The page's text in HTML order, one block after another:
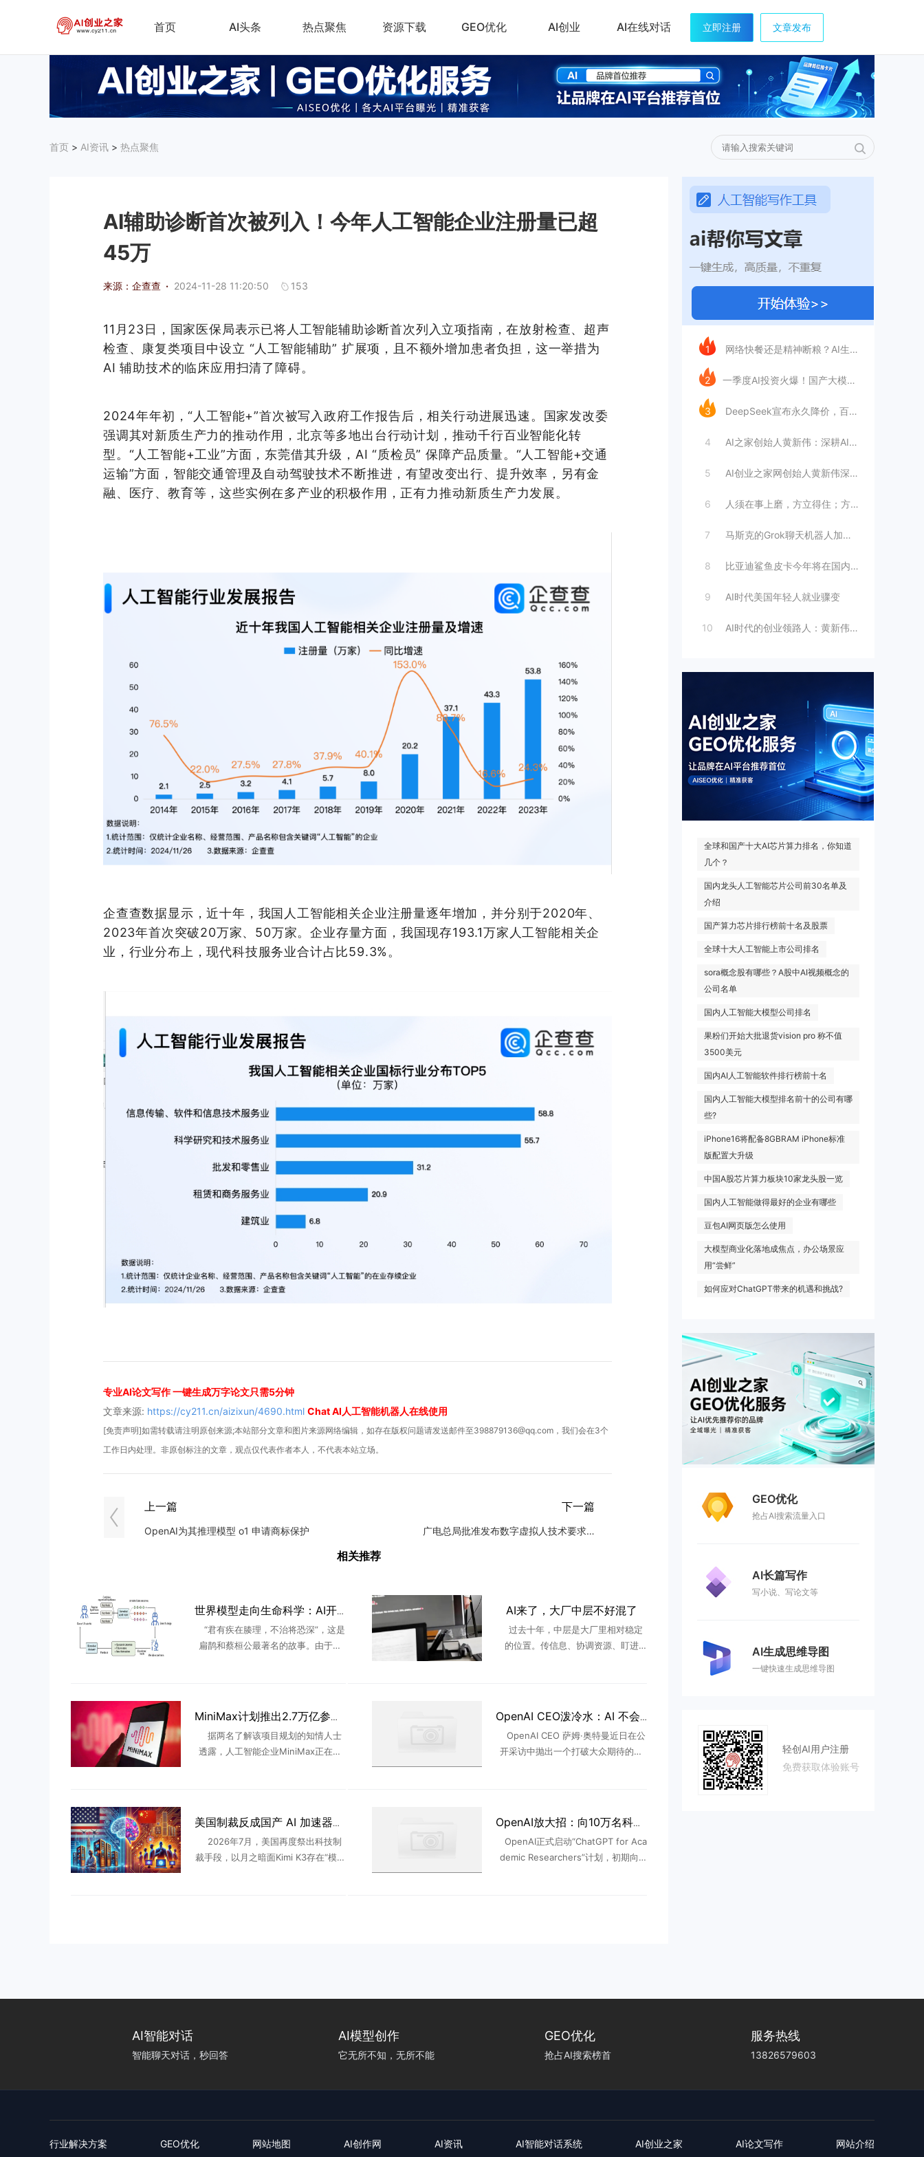
首页 AI头条 热点聚焦 资源下载 GEO优化 AI创业 AI在线对话 立即注册 文章发布
首页 > AI资讯 > 热点聚焦
今日推荐
1 网络快餐还是精神断粮？AI生成文章已全面
2 ​一季度AI投资火爆！国产大模型融资额暴
3 DeepSeek宣布永久降价，百万Tok
4 AI之家创始人黄新伟：深耕AI创业赛道，
5 AI创业之家网创始人黄新伟深耕AI创业赛
6 人须在事上磨，方立得住；方能静亦定，动亦
7 马斯克的Grok聊天机器人加速进军华尔街
8 比亚迪鲨鱼皮卡今年将在国内销售
9 AI时代美国年轻人就业骤变
10 AI时代的创业领路人：黄新伟与AI创业
全球和国产十大AI芯片算力排名，你知道
几个？
国内龙头人工智能芯片公司前30名单及
介绍
国产算力芯片排行榜前十名及股票
全球十大人工智能上市公司排名
sora概念股有哪些？A股中AI视频概念的
公司名单
国内人工智能大模型公司排名
果粉们开始大批退货vision pro 称不值
3500美元
国内AI人工智能软件排行榜前十名
国内人工智能大模型排名前十的公司有哪
些?
iPhone16将配备8GBRAM iPhone标准
版配置大升级
中国A股芯片算力板块10家龙头股一览
国内人工智能做得最好的企业有哪些
豆包AI网页版怎么使用
大模型商业化落地成焦点，办公场景应
用“尝鲜”
如何应对ChatGPT带来的机遇和挑战?
GEO优化
抢占AI搜索流量入口
AI长篇写作
写小说、写论文等
AI生成思维导图
一键快速生成思维导图
轻创AI用户注册
免费获取体验账号
AI辅助诊断首次被列入！今年人工智能企业注册量已超
45万
来源：企查查 · 2024-11-28 11:20:50 153
11月23日，国家医保局表示已将人工智能辅助诊断首次列入立项指南，在放射检查、超声
检查、康复类项目中设立 “人工智能辅助” 扩展项，且不额外增加患者负担，这一举措为
AI 辅助技术的临床应用扫清了障碍。
2024年年初，“人工智能+”首次被写入政府工作报告后，相关行动进展迅速。国家发改委
强调其对新质生产力的推动作用，北京等多地出台行动计划，推动千行百业智能化转
型。“人工智能+工业”方面，东莞借其升级，AI “质检员” 保障产品质量。“人工智能+交通
运输”方面，智能交通管理及自动驾驶技术不断推进，有望改变出行、提升效率，另有金
融、医疗、教育等，这些实例在多产业的积极作用，正有力推动新质生产力发展。
企查查数据显示，近十年，我国人工智能相关企业注册量逐年增加，并分别于2020年、
2023年首次突破20万家、50万家。企业存量方面，我国现存193.1万家人工智能相关企
业，行业分布上，现代科技服务业合计占比59.3%。
专业AI论文写作 一键生成万字论文只需5分钟
文章来源: https://cy211.cn/aizixun/4690.html Chat AI人工智能机器人在线使用
[免责声明]如需转载请注明原创来源;本站部分文章和图片来源网络编辑，如存在版权问题请发送邮件至398879136@qq.com，我们会在3个
工作日内处理。非原创标注的文章，观点仅代表作者本人，不代表本站立场。
上一篇
OpenAI为其推理模型 o1 申请商标保护
下一篇
广电总局批准发布数字虚拟人技术要求：应用人脸人声应告知被编辑
相关推荐
世界模型走向生命科学：AI开始预演生命的未来
“君有疾在腠理，不治将恐深”，这是
扁鹊和蔡桓公最著名的故事。由于蔡
AI来了，大厂中层不好混了
过去十年，中层是大厂里相对稳定
的位置。传信息、协调资源、盯进
MiniMax计划推出2.7万亿参数大模型
据两名了解该项目规划的知情人士
透露，人工智能企业MiniMax正在研
OpenAI CEO泼冷水：AI 不会带来四天工作制，超级智能时代人只会更忙
OpenAI CEO 萨姆·奥特曼近日在公
开采访中抛出一个打破大众期待的观
美国制裁反成国产 AI 加速器？美国出手却先卡住自家几百家企业
2026年7月，美国再度祭出科技制
裁手段，以月之暗面Kimi K3存在“模型
OpenAI放大招：向10万名科学家免费开放GPT-5系列，科研变革加速
OpenAI正式启动“ChatGPT for Aca
demic Researchers”计划，初期向1
AI智能对话
智能聊天对话，秒回答
AI模型创作
它无所不知，无所不能
GEO优化
抢占AI搜索榜首
服务热线
13826579603
行业解决方案 GEO优化 网站地图 AI创作网 AI资讯 AI智能对话系统 AI创业之家 AI论文写作 网站介绍